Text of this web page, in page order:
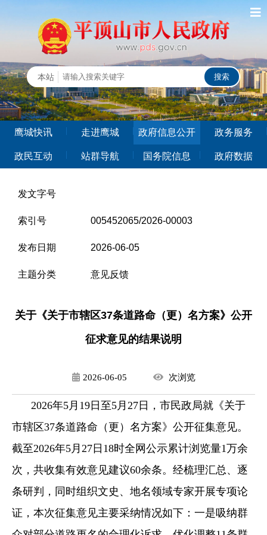
鹰城快讯 走进鹰城 政府信息公开 政务服务
政民互动 站群导航 国务院信息 政府数据
发文字号
索引号 005452065/2026-00003
发布日期 2026-06-05
主题分类 意见反馈
关于《关于市辖区37条道路命（更）名方案》公开
征求意见的结果说明
2026-06-05 次浏览
2026年5月19日至5月27日，市民政局就《关于
市辖区37条道路命（更）名方案》公开征集意见。
截至2026年5月27日18时全网公示累计浏览量1万余
次，共收集有效意见建议60余条。经梳理汇总、逐
条研判，同时组织文史、地名领域专家开展专项论
证，本次征集意见主要采纳情况如下：一是吸纳群